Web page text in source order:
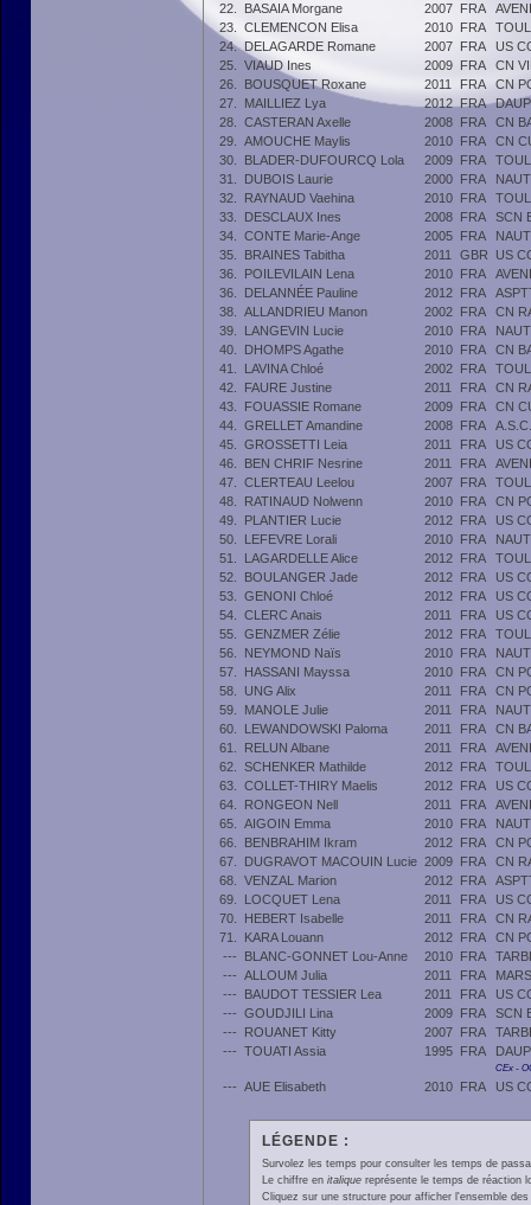
22.
BASAIA Morgane 2007 FRA
23.
CLEMENCON Elisa 2010 FRA
24. DELAGARDE Romane 2007 FRA
US
25.
VIAUD Ines 2009 FRA
CN
26.
BOUSQUET Roxane 2011 FRA
CN
27.
MAILLIEZ Lya 2012 FRA
28.
CASTERAN Axelle 2008 FRA
CN
29.
AMOUCHE Maylis 2010 FRA
CN
30.
BLADER-DUFOURCQ Lola 2009 FRA
31.
DUBOIS Laurie 2000 FRA
32.
RAYNAUD Vaehina 2010 FRA
33.
DESCLAUX Ines 2008 FRA
SCN
34.
CONTE Marie-Ange 2005 FRA
35.
BRAINES Tabitha 2011 GBR
US
36.
POILEVILAIN Lena 2010 FRA
36.
DELANNÉE Pauline 2012 FRA
38.
ALLANDRIEU Manon 2002 FRA
CN
39.
LANGEVIN Lucie 2010 FRA
40.
DHOMPS Agathe 2010 FRA
CN
41.
LAVINA Chloé 2002 FRA
42.
FAURE Justine 2011 FRA
CN
43.
FOUASSIE Romane 2009 FRA
CN
44.
GRELLET Amandine 2008 FRA
45.
GROSSETTI Leia 2011 FRA
US
46.
BEN CHRIF Nesrine 2011 FRA
47.
CLERTEAU Leelou 2007 FRA
48.
RATINAUD Nolwenn 2010 FRA
CN
49.
PLANTIER Lucie 2012 FRA
US
50.
LEFEVRE Lorali 2010 FRA
51.
LAGARDELLE Alice 2012 FRA
52.
BOULANGER Jade 2012 FRA
US
53.
GENONI Chloé 2012 FRA
US
54.
CLERC Anais 2011 FRA
US
55.
GENZMER Zélie 2012 FRA
56.
NEYMOND Naïs 2010 FRA
57.
HASSANI Mayssa 2010 FRA
CN
58.
UNG Alix 2011 FRA
CN
59.
MANOLE Julie 2011 FRA
60.
LEWANDOWSKI Paloma 2011 FRA
CN
61.
RELUN Albane 2011 FRA
62.
SCHENKER Mathilde 2012 FRA
63.
COLLET-THIRY Maelis 2012 FRA
US
64.
RONGEON Nell 2011 FRA
65.
AIGOIN Emma 2010 FRA
66.
BENBRAHIM Ikram 2012 FRA
CN
67.
DUGRAVOT MACOUIN Lucie 2009 FRA
CN
68.
VENZAL Marion 2012 FRA
69.
LOCQUET Lena 2011 FRA
US
70.
HEBERT Isabelle 2011 FRA
CN
71.
KARA Louann 2012 FRA
CN
---
BLANC-GONNET Lou-Anne 2010 FRA
--- ALLOUM Julia 2011 FRA
---
BAUDOT TESSIER Lea 2011 FRA
US
--- GOUDJILI Lina 2009 FRA
SCN
---
ROUANET Kitty 2007 FRA
--- TOUATI Assia 1995 FRA
CEx -
--- AUE Elisabeth 2010 FRA US
LÉGENDE :
Survolez les temps pour consulter les temps de
Le chiffre en italiquereprésente le temps de réaction
Cliquez sur une structure pour afficher l'ensemble